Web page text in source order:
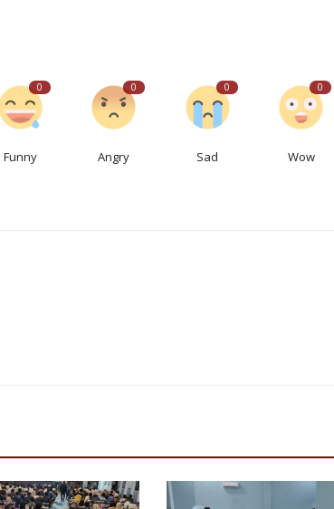
0
Funny
0
Angry
0
Sad
0
Wow